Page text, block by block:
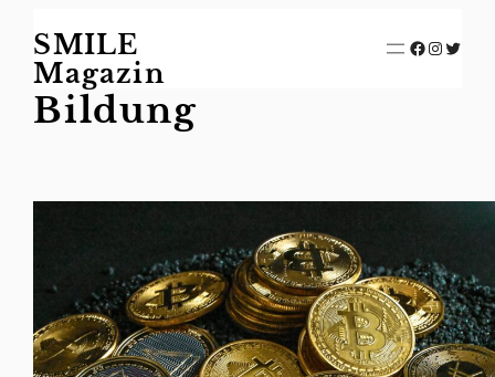
Inhalt
springen
SMILE
Magazin
Facebook Instagram Twitter
Bildung